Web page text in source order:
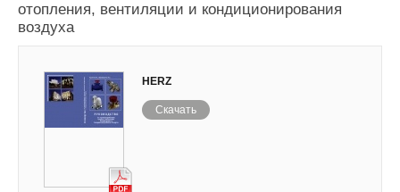
отопления, вентиляции и кондиционирования
воздуха
HERZ
Скачать